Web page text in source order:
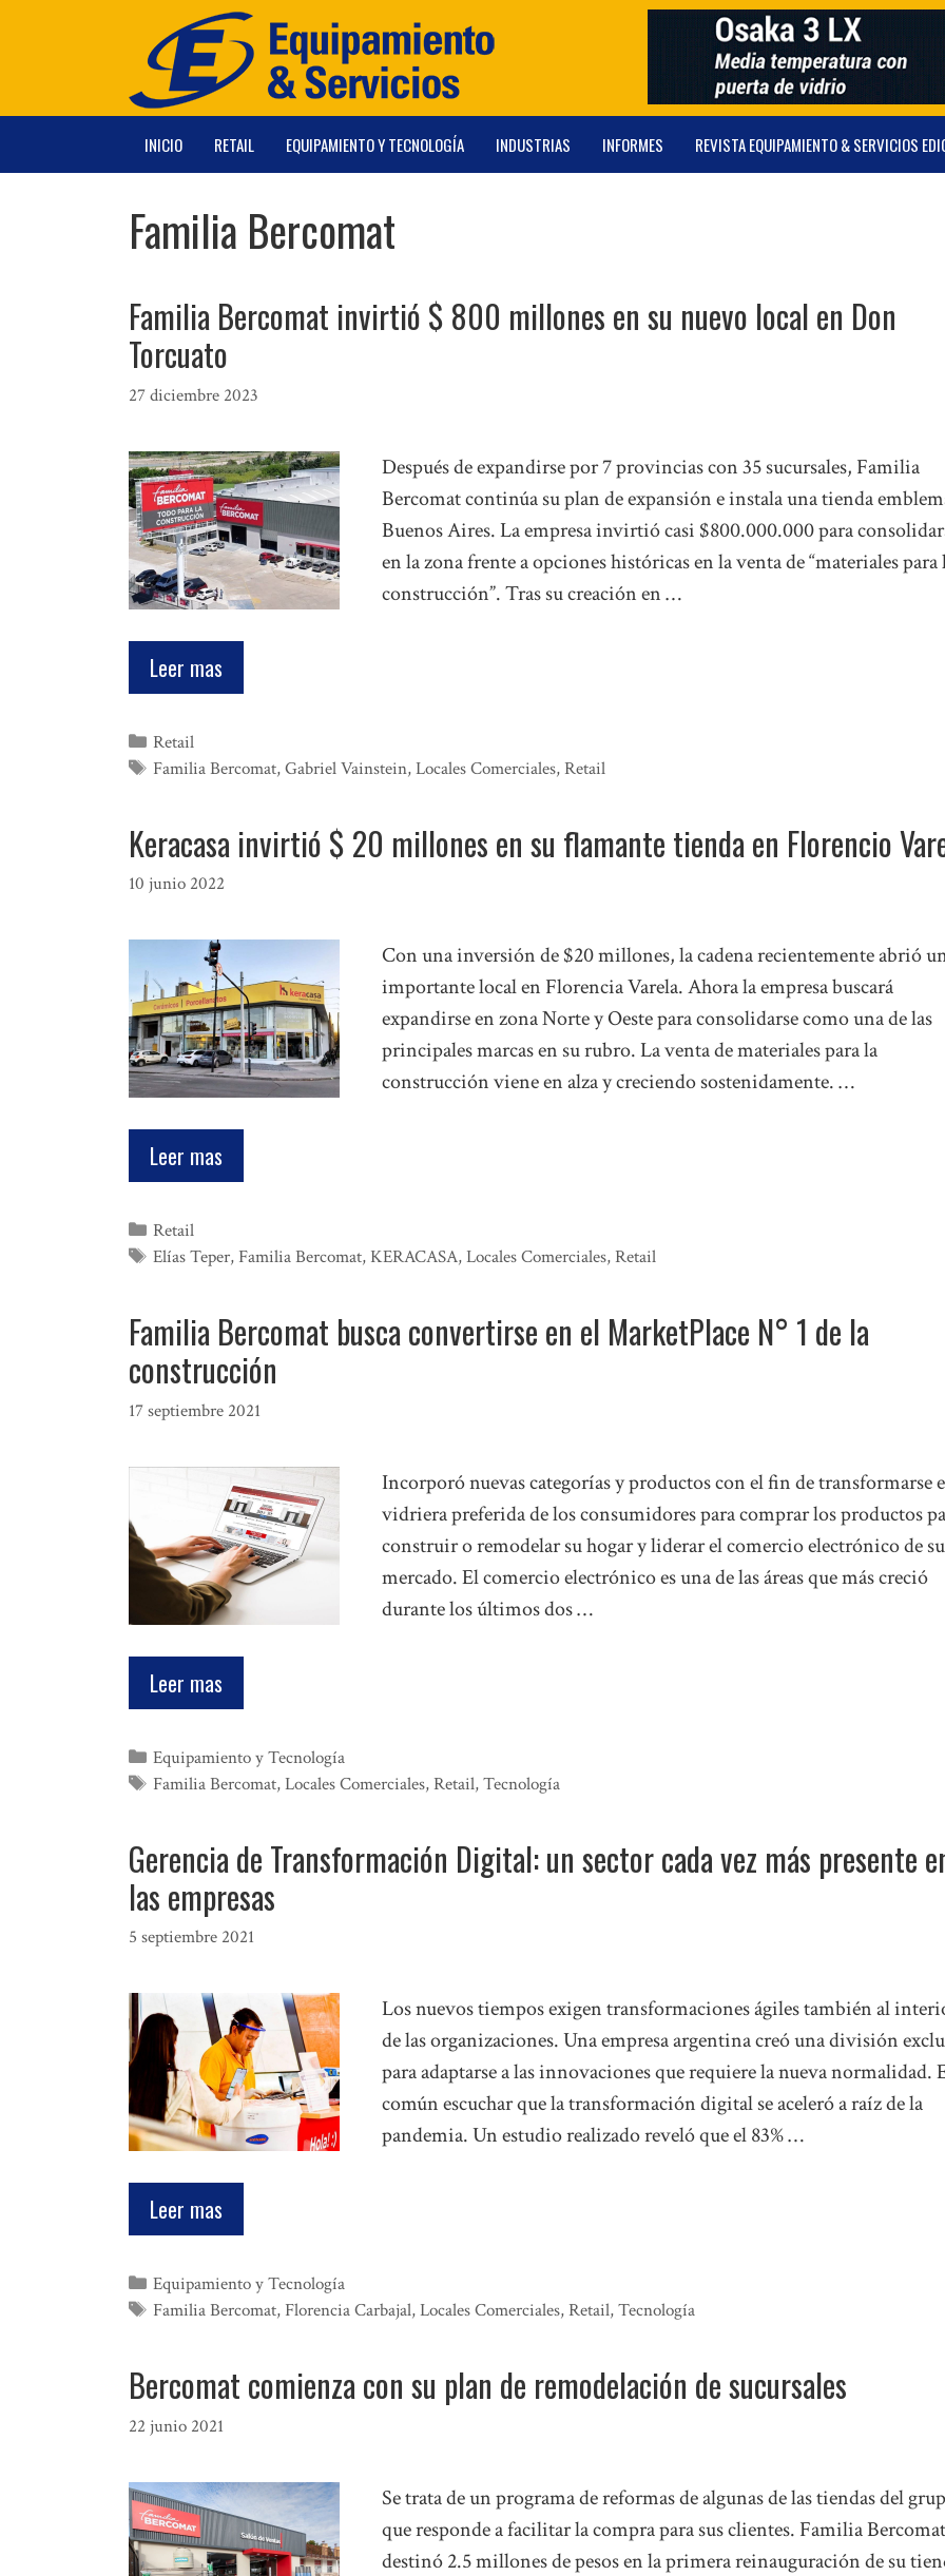
INICIO RETAIL EQUIPAMIENTO Y TECNOLOGÍA INDUSTRIAS INFORMES REVISTA EQUIPAMIENTO & SERVICIOS
Familia Bercomat
Familia Bercomat invirtió $ 800 millones en su nuevo local en Don
Torcuato
27 diciembre 2023
Después de expandirse por 7 provincias con 35 sucursales, Familia
Bercomat continúa su plan de expansión e instala una tienda
Buenos Aires. La empresa invirtió casi $800.000.000 para
en la zona frente a opciones históricas en la venta de “materiales para
construcción”. Tras su creación en …
Leer mas
Categorías
Retail
Etiquetas
Familia Bercomat,Gabriel Vainstein,Locales Comerciales,Retail
Keracasa invirtió $ 20 millones en su flamante tienda en Florencio
10 junio 2022
Con una inversión de $20 millones, la cadena recientemente abrió
importante local en Florencia Varela. Ahora la empresa buscará
expandirse en zona Norte y Oeste para consolidarse como una de las
principales marcas en su rubro. La venta de materiales para la
construcción viene en alza y creciendo sostenidamente. …
Leer mas
Categorías
Retail
Etiquetas
Elías Teper,Familia Bercomat, KERACASA,Locales Comerciales,Retail
Familia Bercomat busca convertirse en el MarketPlace N° 1 de la
construcción
17 septiembre 2021
Incorporó nuevas categorías y productos con el fin de transformarse
vidriera preferida de los consumidores para comprar los productos
construir o remodelar su hogar y liderar el comercio electrónico de su
mercado. El comercio electrónico es una de las áreas que más creció
durante los últimos dos …
Leer mas
Categorías
Equipamiento y Tecnología
Etiquetas
Familia Bercomat,Locales Comerciales,Retail,Tecnología
Gerencia de Transformación Digital: un sector cada vez más presente
las empresas
5 septiembre 2021
Los nuevos tiempos exigen transformaciones ágiles también al
de las organizaciones. Una empresa argentina creó una división
para adaptarse a las innovaciones que requiere la nueva normalidad.
común escuchar que la transformación digital se aceleró a raíz de la
pandemia. Un estudio realizado reveló que el 83% …
Leer mas
Categorías
Equipamiento y Tecnología
Etiquetas
Familia Bercomat,Florencia Carbajal,Locales Comerciales,Retail,Tecnología
Bercomat comienza con su plan de remodelación de sucursales
22 junio 2021
Se trata de un programa de reformas de algunas de las tiendas del
que responde a facilitar la compra para sus clientes. Familia Bercomat
destinó 2.5 millones de pesos en la primera reinauguración de su